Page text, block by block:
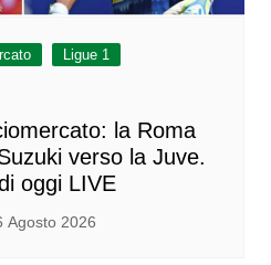
Ligue 1
la Roma
verso la Juve.
oggi LIVE
Agosto 2026